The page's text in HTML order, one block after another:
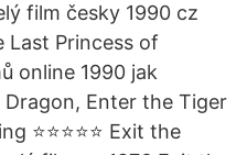
film česky 1990 cz
Last Princess of
online 1990 jak
Enter the Tiger
⭐⭐⭐⭐⭐ Exit the